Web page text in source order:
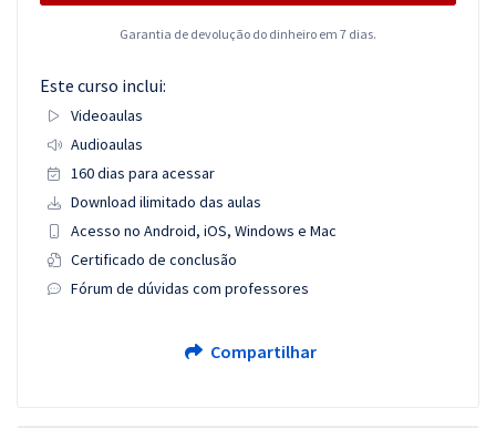
Garantia de devolução do dinheiro em 7 dias.
Este curso inclui:
Videoaulas
Audioaulas
160 dias para acessar
Download ilimitado das aulas
Acesso no Android, iOS, Windows e Mac
Certificado de conclusão
Fórum de dúvidas com professores
Compartilhar